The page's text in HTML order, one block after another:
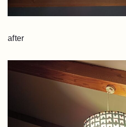
after